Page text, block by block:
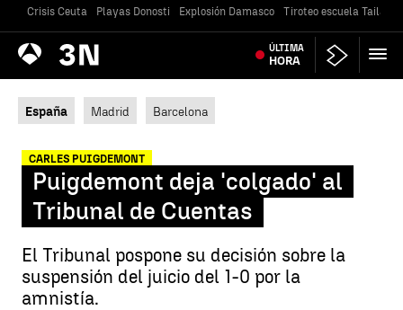
Crisis Ceuta Playas Donosti Explosión Damasco Tiroteo escuela
Antena
3 Noticias ÚLTIMA
HORA
España Madrid Barcelona
CARLES PUIGDEMONT
Puigdemont deja 'colgado' al
Tribunal de Cuentas
El Tribunal pospone su decisión sobre la
suspensión del juicio del 1-0 por la
amnistía.